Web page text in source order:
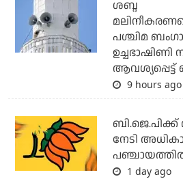
ശബ്ദ
പശ്ചിമ
ഉച്ചഭാഷിണി
9 hours ago
ബി.ജെ.പിക്ക്
നേടി
1 day ago